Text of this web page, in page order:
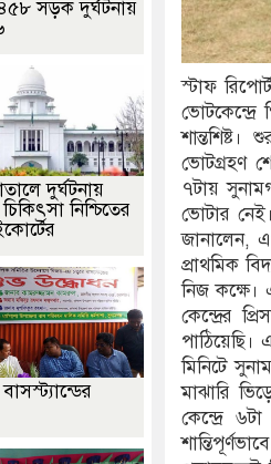
স্টাফ
ভোটকেন্দ্রে
ভোটগ্রহণ
৭টায়
ভোটার
জানালেন,
প্রাথমিক
নিজ কক্ষে।
কেন্দ্রের
মিনিটে
মাঝারি
কেন্দ্রে
সড়ক দুর্ঘটনায়
দুর্ঘটনায়
নিশ্চিতের